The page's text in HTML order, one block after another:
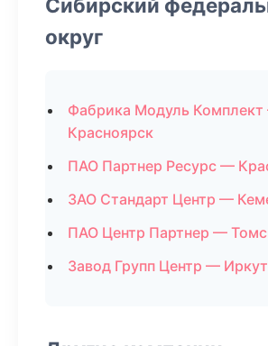
Сибирский
округ
Фабрика Модуль
Красноярск
ПАО Партнер Ресурс —
ЗАО Стандарт Центр —
ПАО Центр Партнер —
Завод Групп Центр —